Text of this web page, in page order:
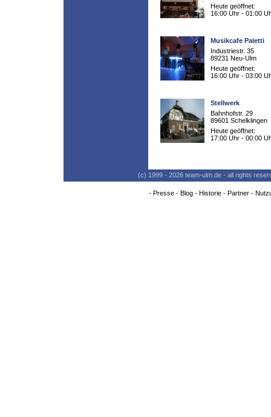
Heute geöffnet:
16:00 Uhr - 01:00
Musikcafe Paletti
Industriestr. 35
89231 Neu-Ulm
Heute geöffnet:
16:00 Uhr - 03:00
Stellwerk
Bahnhofstr. 29
89601 Schelklingen
Heute geöffnet:
17:00 Uhr - 00:00
(c) 1999 - 2026 team-ulm.de - all rights
- Presse- Blog- Historie- Partner-